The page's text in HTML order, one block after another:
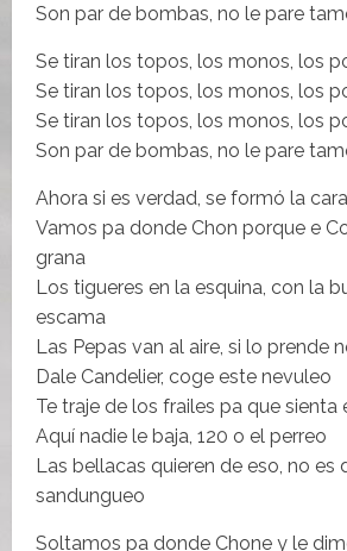
Son par de bombas, no le pare
Se tiran los topos, los monos, los
Se tiran los topos, los monos, los
Se tiran los topos, los monos, los
Son par de bombas, no le pare
Ahora si es verdad, se formó la
Vamos pa donde Chon porque e
grana
Los tigueres en la esquina, con la
escama
Las Pepas van al aire, si lo prende
Dale Candelier, coge este nevuleo
Te traje de los frailes pa que sienta
Aquí nadie le baja, 120 o el perreo
Las bellacas quieren de eso, no es
sandungueo
Soltamos pa donde Chone y le